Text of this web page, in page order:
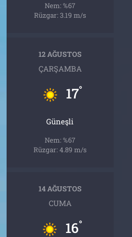
Nem: %67
Rüzgar: 3.19 m/s
12 AĞUSTOS
ÇARŞAMBA
17°
Güneşli
Nem: %67
Rüzgar: 4.89 m/s
14 AĞUSTOS
CUMA
16°